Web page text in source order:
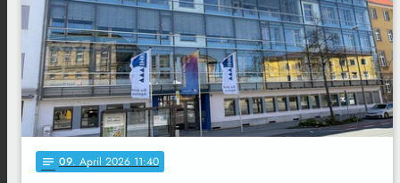
notes 09. April 2026 11:40